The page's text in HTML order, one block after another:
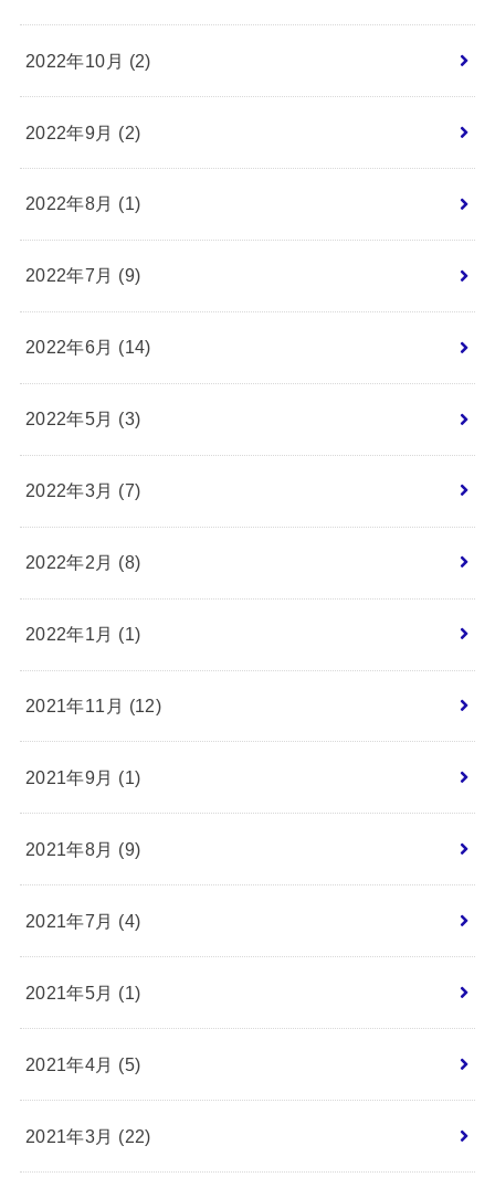
2022年10月 (2)
2022年9月 (2)
2022年8月 (1)
2022年7月 (9)
2022年6月 (14)
2022年5月 (3)
2022年3月 (7)
2022年2月 (8)
2022年1月 (1)
2021年11月 (12)
2021年9月 (1)
2021年8月 (9)
2021年7月 (4)
2021年5月 (1)
2021年4月 (5)
2021年3月 (22)